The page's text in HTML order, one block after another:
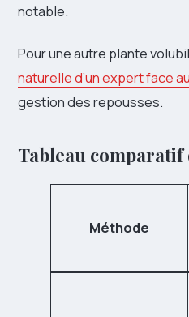
notable.
Pour une autre plante
naturelle d’un expert face
gestion des repousses.
Tableau
Méthode